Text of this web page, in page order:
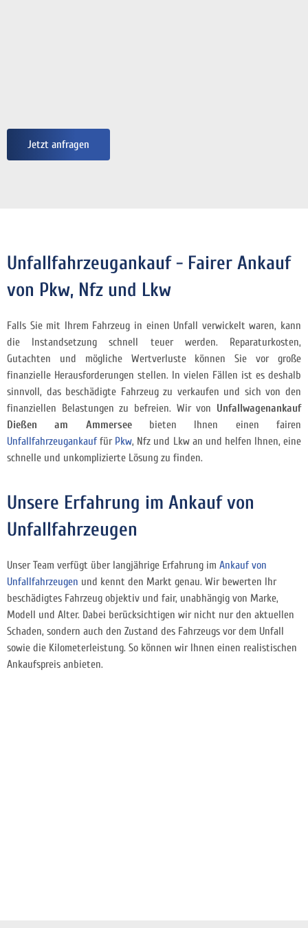
Jetzt anfragen
Unfallfahrzeugankauf - Fairer Ankauf
von Pkw, Nfz und Lkw
Falls Sie mit Ihrem Fahrzeug in einen Unfall verwickelt waren, kann
die Instandsetzung schnell teuer werden. Reparaturkosten,
Gutachten und mögliche Wertverluste können Sie vor große
finanzielle Herausforderungen stellen. In vielen Fällen ist es deshalb
sinnvoll, das beschädigte Fahrzeug zu verkaufen und sich von den
finanziellen Belastungen zu befreien. Wir von Unfallwagenankauf
Dießen am Ammerseebieten Ihnen einen fairen
Unfallfahrzeugankauffür Pkw, Nfz und Lkw an und helfen Ihnen, eine
schnelle und unkomplizierte Lösung zu finden.
Unsere Erfahrung im Ankauf von
Unfallfahrzeugen
Unser Team verfügt über langjährige Erfahrung im Ankauf von
Unfallfahrzeugen und kennt den Markt genau. Wir bewerten Ihr
beschädigtes Fahrzeug objektiv und fair, unabhängig von Marke,
Modell und Alter. Dabei berücksichtigen wir nicht nur den aktuellen
Schaden, sondern auch den Zustand des Fahrzeugs vor dem Unfall
sowie die Kilometerleistung. So können wir Ihnen einen realistischen
Ankaufspreis anbieten.